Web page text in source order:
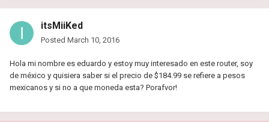
itsMiiKed
Posted March 10, 2016
Hola mi nombre es eduardo y estoy muy interesado en este router, soy
de méxico y quisiera saber si el precio de $184.99 se refiere a pesos
mexicanos y si no a que moneda esta? Porafvor!